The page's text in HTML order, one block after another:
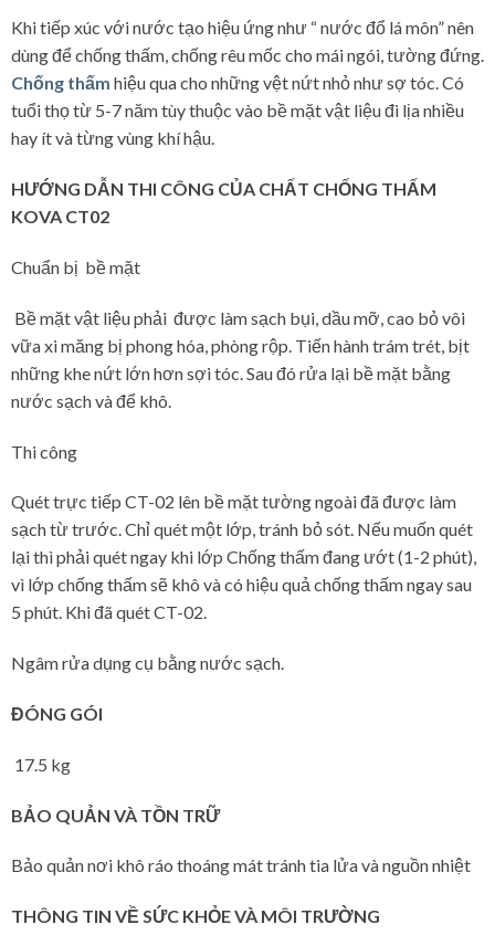
Khi tiếp xúc với nước tạo hiệu ứng như “ nước đổ lá môn” nên
dùng để chống thấm, chống rêu mốc cho mái ngói, tường đứng.
Chống thấm hiệu qua cho những vệt nứt nhỏ như sợ tóc. Có
tuổi thọ từ 5-7 năm tùy thuộc vào bề mặt vật liệu đi lịa nhiều
hay ít và từng vùng khí hậu.
HƯỚNG DẪN THI CÔNG CỦA CHẤT CHỐNG THẤM
KOVA CT02
Chuẩn bị bề mặt
Bề mặt vật liệu phải được làm sạch bụi, dầu mỡ, cao bỏ vôi
vữa xi măng bị phong hóa, phòng rộp. Tiến hành trám trét, bịt
những khe nứt lớn hơn sợi tóc. Sau đó rửa lại bề mặt bằng
nước sạch và để khô.
Thi công
Quét trực tiếp CT-02 lên bề mặt tường ngoài đã được làm
sạch từ trước. Chỉ quét một lớp, tránh bỏ sót. Nếu muốn quét
lại thì phải quét ngay khi lớp Chống thấm đang ướt (1-2 phút),
vì lớp chống thấm sẽ khô và có hiệu quả chống thấm ngay sau
5 phút. Khi đã quét CT-02.
Ngâm rửa dụng cụ bằng nước sạch.
ĐÓNG GÓI
17.5 kg
BẢO QUẢN VÀ TỒN TRỮ
Bảo quản nơi khô ráo thoáng mát tránh tia lửa và nguồn nhiệt
THÔNG TIN VỀ SỨC KHỎE VÀ MÔI TRƯỜNG